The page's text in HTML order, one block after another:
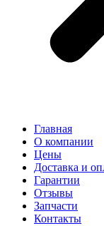
Главная
О компании
Цены
Доставка и
Гарантии
Отзывы
Запчасти
Контакты